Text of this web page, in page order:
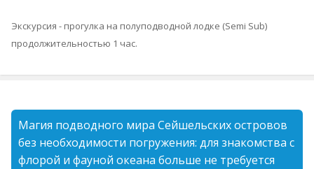
Экскурсия - прогулка на полуподводной лодке (Semi Sub)
продолжительностью 1 час.
Магия подводного мира Сейшельских островов
без необходимости погружения: для знакомства с
флорой и фауной океана больше не требуется